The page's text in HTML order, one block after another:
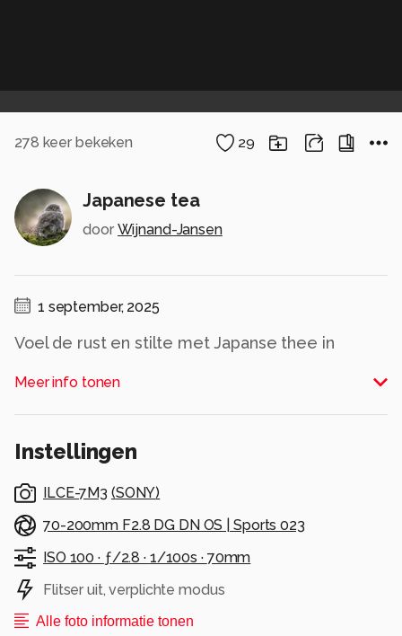
278 keer bekeken 29
Japanese tea
door Wijnand-Jansen
1 september, 2025
Voel de rust en stilte met Japanse thee in
Meer info tonen
Instellingen
ILCE-7M3 (SONY)
70-200mm F2.8 DG DN OS | Sports 023
ISO 100 · ƒ/2.8 · 1/100s · 70mm
Flitser uit, verplichte modus
Alle foto informatie tonen